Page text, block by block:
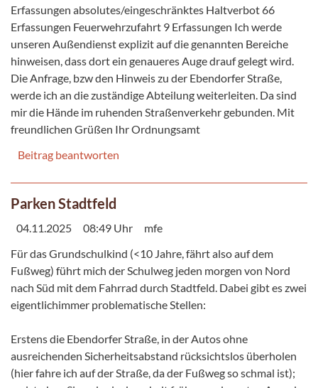
Erfassungen absolutes/eingeschränktes Haltverbot 66
Erfassungen Feuerwehrzufahrt 9 Erfassungen Ich werde
unseren Außendienst explizit auf die genannten Bereiche
hinweisen, dass dort ein genaueres Auge drauf gelegt wird.
Die Anfrage, bzw den Hinweis zu der Ebendorfer Straße,
werde ich an die zuständige Abteilung weiterleiten. Da sind
mir die Hände im ruhenden Straßenverkehr gebunden. Mit
freundlichen Grüßen Ihr Ordnungsamt
Beitrag beantworten
Parken Stadtfeld
04.11.2025 08:49 Uhr
mfe
Für das Grundschulkind (<10 Jahre, fährt also auf dem
Fußweg) führt mich der Schulweg jeden morgen von Nord
nach Süd mit dem Fahrrad durch Stadtfeld. Dabei gibt es zwei
eigentlichimmer problematische Stellen:
Erstens die Ebendorfer Straße, in der Autos ohne
ausreichenden Sicherheitsabstand rücksichtslos überholen
(hier fahre ich auf der Straße, da der Fußweg so schmal ist);